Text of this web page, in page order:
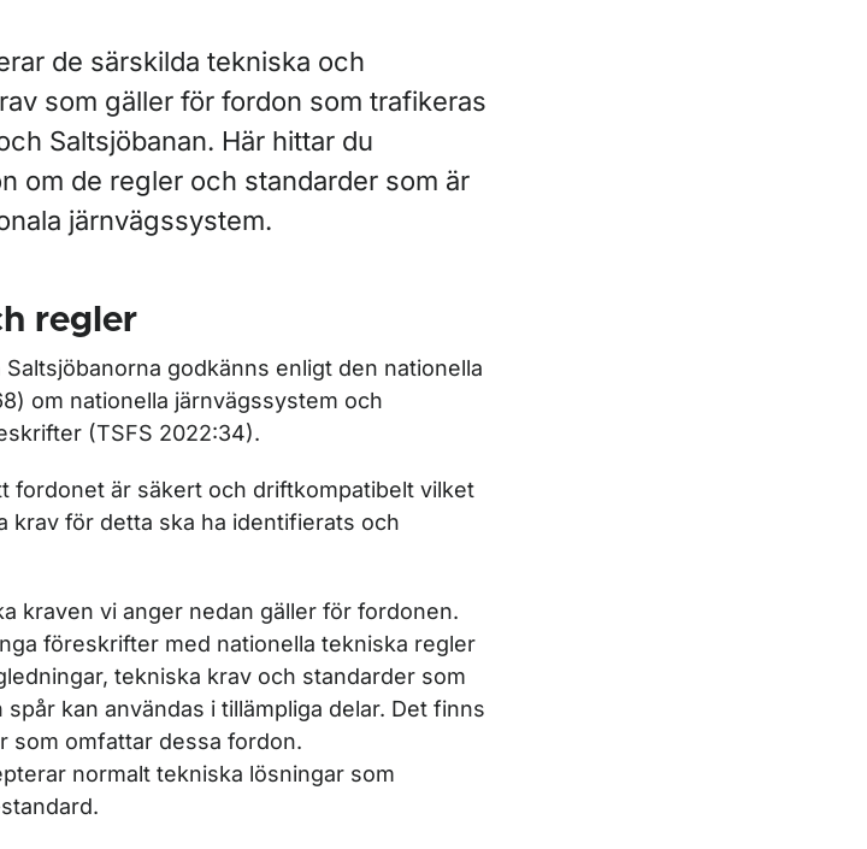
järnväg
de särskilda tekniska och
som gäller för fordon som trafikeras
Saltsjöbanan. Här hittar du
om de regler och standarder som är
järnvägssystem.
regler
godkänns enligt den nationella
om nationella järnvägssystem och
(TSFS 2022:34).
fordonet är säkert och driftkompatibelt vilket
krav för detta ska ha identifierats och
kraven vi anger nedan gäller för fordonen.
föreskrifter med nationella tekniska regler
tekniska krav och standarder som
kan användas i tillämpliga delar. Det finns
som omfattar dessa fordon.
normalt tekniska lösningar som